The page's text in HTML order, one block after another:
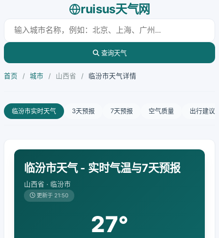
ruisus天气网
查询天气
首页 / 城市 / 山西省 / 临汾市天气详情
临汾市实时天气 3天预报 7天预报 空气质量 出行建议
临汾市天气 - 实时气温与7天预报
山西省 · 临汾市
更新于 21:50
27°